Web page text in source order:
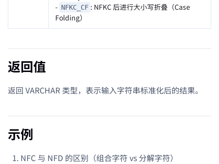
- NFKC_CF : NFKC 后进行大小写折叠（Case
Folding）
返回值
返回 VARCHAR 类型，表示输入字符串标准化后的结果。
示例
NFC 与 NFD 的区别（组合字符 vs 分解字符）